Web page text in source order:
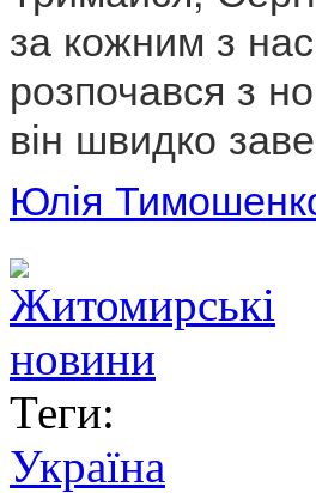
за кожним з
розпочався з
він швидко
Юлія
Теги:
Україна